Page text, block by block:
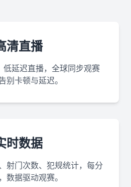
清直播
低延迟直播，全球同步观赛
别卡顿与延迟。
时数据
射门次数、犯规统计，每分
数据驱动观赛。